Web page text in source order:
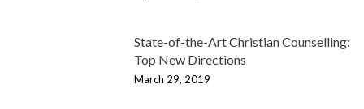
State-of-the-Art Christian Counselling:
Top New Directions
March 29, 2019